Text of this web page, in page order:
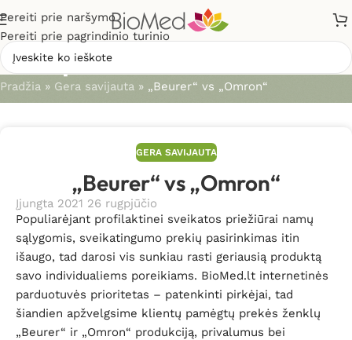
Pereiti prie naršymo
Pereiti prie pagrindinio turinio
Straipsniai
Pradžia » Gera savijauta » „Beurer“ vs „Omron“
GERA SAVIJAUTA
„Beurer“ vs „Omron“
Įjungta 2021 26 rugpjūčio
Populiarėjant profilaktinei sveikatos priežiūrai namų
sąlygomis, sveikatingumo prekių pasirinkimas itin
išaugo, tad darosi vis sunkiau rasti geriausią produktą
savo individualiems poreikiams. BioMed.lt internetinės
parduotuvės prioritetas – patenkinti pirkėjai, tad
šiandien apžvelgsime klientų pamėgtų prekės ženklų
„Beurer“ ir „Omron“ produkciją, privalumus bei